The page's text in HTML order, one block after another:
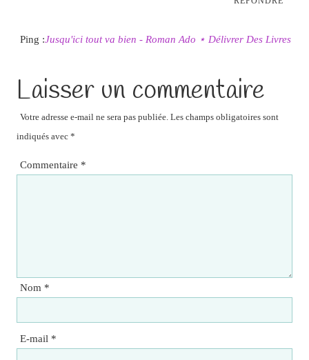
Ping :Jusqu'ici tout va bien - Roman Ado ⋆ Délivrer Des Livres
Laisser un commentaire
Votre adresse e-mail ne sera pas publiée. Les champs obligatoires sont
indiqués avec *
Commentaire *
Nom *
E-mail *